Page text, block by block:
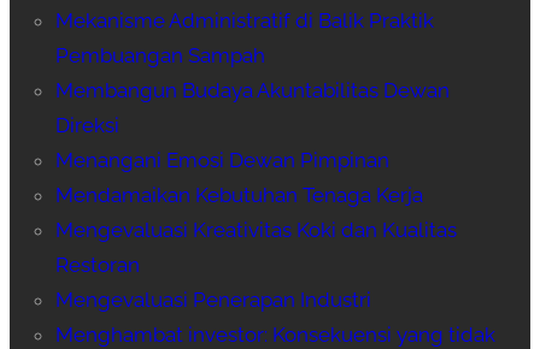
Mekanisme Administratif di Balik Praktik
Pembuangan Sampah
Membangun Budaya Akuntabilitas Dewan
Direksi
Menangani Emosi Dewan Pimpinan
Mendamaikan Kebutuhan Tenaga Kerja
Mengevaluasi Kreativitas Koki dan Kualitas
Restoran
Mengevaluasi Penerapan Industri
Menghambat investor: Konsekuensi yang tidak